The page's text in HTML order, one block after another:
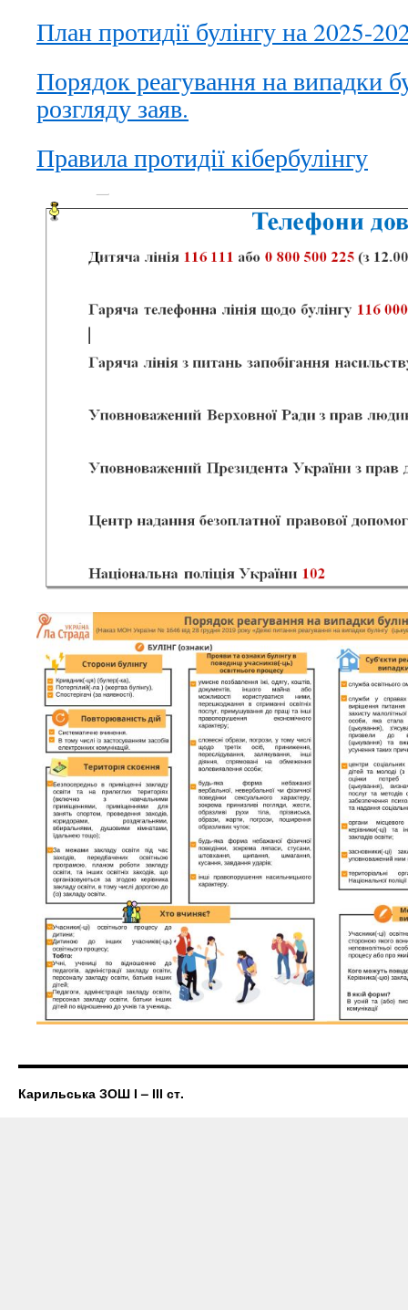
План протидії булінгу на 2025-
Порядок реагування на випадки
розгляду заяв.
Правила протидії кібербулінгу
Карильська ЗОШ І – ІІІ ст.